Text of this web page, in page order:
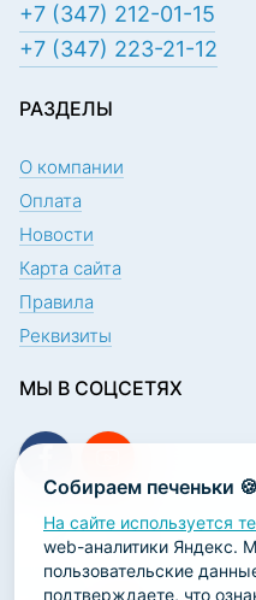
Собираем печеньки 🍪
На сайте используется
web-аналитики Яндекс.
пользовательские
подтверждаете, что
+7 (347) 212-01-15
+7 (347) 223-21-12
РАЗДЕЛЫ
О компании
Оплата
Новости
Карта сайта
Правила
Реквизиты
МЫ В СОЦСЕТЯХ
ПОДПИСКА НА